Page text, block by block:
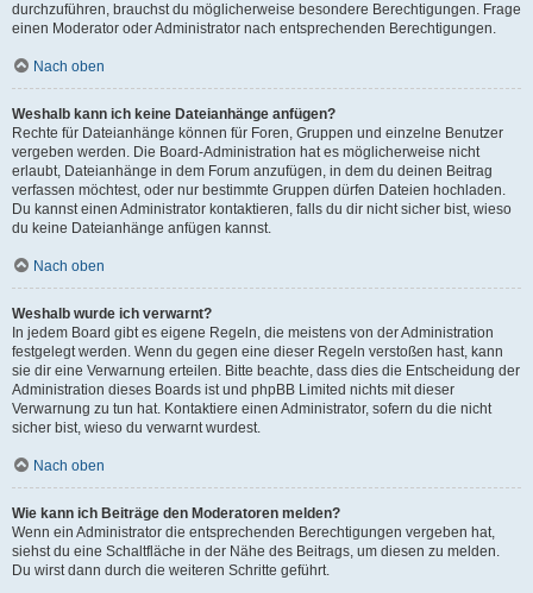
durchzuführen, brauchst du möglicherweise besondere Berechtigungen. Frage
einen Moderator oder Administrator nach entsprechenden Berechtigungen.
Nach oben
Weshalb kann ich keine Dateianhänge anfügen?
Rechte für Dateianhänge können für Foren, Gruppen und einzelne Benutzer
vergeben werden. Die Board-Administration hat es möglicherweise nicht
erlaubt, Dateianhänge in dem Forum anzufügen, in dem du deinen Beitrag
verfassen möchtest, oder nur bestimmte Gruppen dürfen Dateien hochladen.
Du kannst einen Administrator kontaktieren, falls du dir nicht sicher bist, wieso
du keine Dateianhänge anfügen kannst.
Nach oben
Weshalb wurde ich verwarnt?
In jedem Board gibt es eigene Regeln, die meistens von der Administration
festgelegt werden. Wenn du gegen eine dieser Regeln verstoßen hast, kann
sie dir eine Verwarnung erteilen. Bitte beachte, dass dies die Entscheidung der
Administration dieses Boards ist und phpBB Limited nichts mit dieser
Verwarnung zu tun hat. Kontaktiere einen Administrator, sofern du die nicht
sicher bist, wieso du verwarnt wurdest.
Nach oben
Wie kann ich Beiträge den Moderatoren melden?
Wenn ein Administrator die entsprechenden Berechtigungen vergeben hat,
siehst du eine Schaltfläche in der Nähe des Beitrags, um diesen zu melden.
Du wirst dann durch die weiteren Schritte geführt.